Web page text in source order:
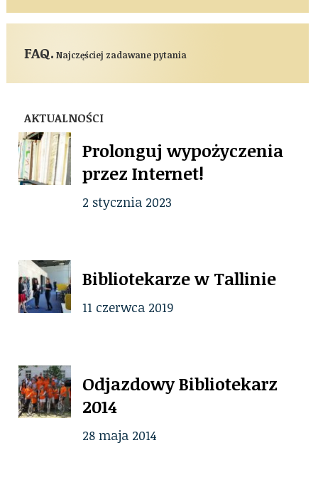
FAQ. Najczęściej zadawane pytania
AKTUALNOŚCI
Prolonguj wypożyczenia
przez Internet!
2 stycznia 2023
Bibliotekarze w Tallinie
11 czerwca 2019
Odjazdowy Bibliotekarz
2014
28 maja 2014